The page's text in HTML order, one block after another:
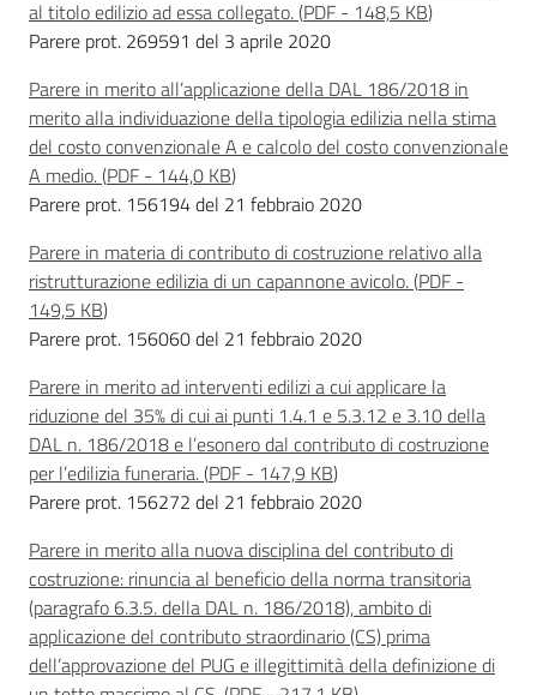
al titolo edilizio ad essa collegato.(PDF - 148,5 KB)
Parere prot. 269591 del 3 aprile 2020
Parere in merito all’applicazione della DAL 186/2018 in
merito alla individuazione della tipologia edilizia nella stima
del costo convenzionale A e calcolo del costo convenzionale
A medio.(PDF - 144,0 KB)
Parere prot. 156194 del 21 febbraio 2020
Parere in materia di contributo di costruzione relativo alla
ristrutturazione edilizia di un capannone avicolo.(PDF -
149,5 KB)
Parere prot. 156060 del 21 febbraio 2020
Parere in merito ad interventi edilizi a cui applicare la
riduzione del 35% di cui ai punti 1.4.1 e 5.3.12 e 3.10 della
DAL n. 186/2018 e l’esonero dal contributo di costruzione
per l’edilizia funeraria.(PDF - 147,9 KB)
Parere prot. 156272 del 21 febbraio 2020
Parere in merito alla nuova disciplina del contributo di
costruzione: rinuncia al beneficio della norma transitoria
(paragrafo 6.3.5. della DAL n. 186/2018), ambito di
applicazione del contributo straordinario (CS) prima
dell’approvazione del PUG e illegittimità della definizione di